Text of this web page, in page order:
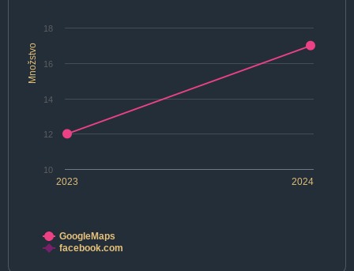
Množstvo
2023 2024
10
12
14
16
18
GoogleMaps
facebook.com